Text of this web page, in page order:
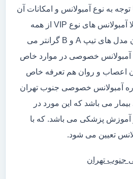
توجه به نوع آمبولانس و امکانات آن
متفاوت خواهد بود معمولا آمبولانس های نوع VIP از همه
مدل ها گرانتر و بعد از آن مدل های تیپ A و B گرانتر می
آمبولانس خصوصی در موارد خاص
اعصاب و روان هم تعرفه خاص
آمبولانس خصوصی جنوب تهران
حمل بیمار می باشد که این مورد در
آموزش پزشکی می باشد. که با
تعیین می شود.
جنوب تهران